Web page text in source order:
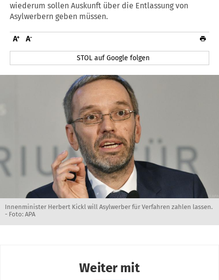
wiederum sollen Auskunft über die Entlassung von
Asylwerbern geben müssen.
STOL auf Google folgen
Innenminister Herbert Kickl will Asylwerber für Verfahren zahlen lassen.
- Foto: APA